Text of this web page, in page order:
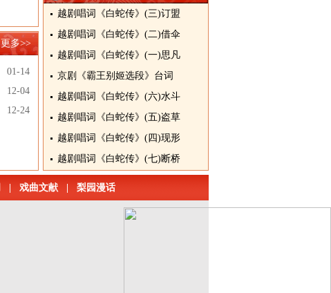
越剧唱词《白蛇传》(三)订盟
越剧唱词《白蛇传》(二)借伞
越剧唱词《白蛇传》(一)思凡
京剧《霸王别姬选段》台词
越剧唱词《白蛇传》(六)水斗
越剧唱词《白蛇传》(五)盗草
越剧唱词《白蛇传》(四)现形
越剧唱词《白蛇传》(七)断桥
更多>>
01-14
12-04
12-24
戏曲文献 梨园漫话